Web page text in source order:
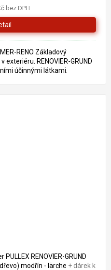
bez DPH
RENO Základový
RENOVIER-GRUND
účinnými látkami.
PULLEX RENOVIER-GRUND
modřín - lärche + dárek k